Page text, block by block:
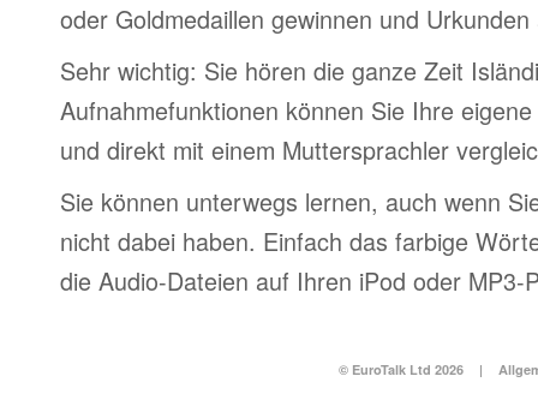
oder Goldmedaillen gewinnen und
Sehr wichtig: Sie hören die ganze Zeit
Aufnahmefunktionen können Sie Ihre
und direkt mit einem Muttersprachler
Sie können unterwegs lernen, auch wenn
nicht dabei haben. Einfach das farbige
die Audio-Dateien auf Ihren iPod oder MP3-
© EuroTalk Ltd 2026 |